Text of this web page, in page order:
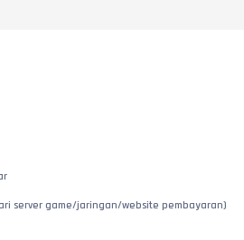
server game/jaringan/website pembayaran)